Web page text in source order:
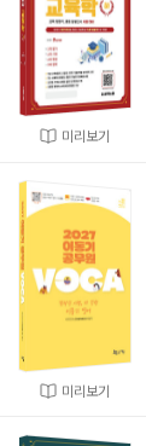
미리보기
미리보기